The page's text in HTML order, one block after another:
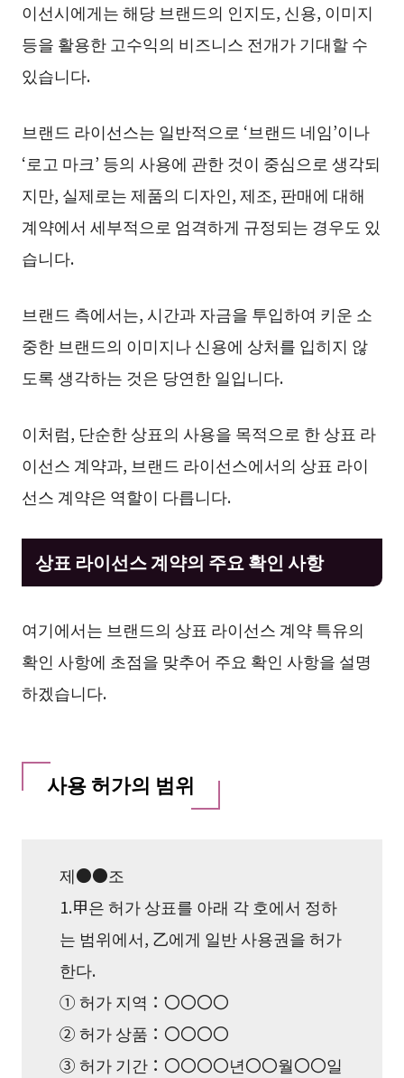
이선시에게는 해당 브랜드의 인지도, 신용, 이미지
등을 활용한 고수익의 비즈니스 전개가 기대할 수
있습니다.
브랜드 라이선스는 일반적으로 ‘브랜드 네임’이나
‘로고 마크’ 등의 사용에 관한 것이 중심으로 생각되
지만, 실제로는 제품의 디자인, 제조, 판매에 대해
계약에서 세부적으로 엄격하게 규정되는 경우도 있
습니다.
브랜드 측에서는, 시간과 자금을 투입하여 키운 소
중한 브랜드의 이미지나 신용에 상처를 입히지 않
도록 생각하는 것은 당연한 일입니다.
이처럼, 단순한 상표의 사용을 목적으로 한 상표 라
이선스 계약과, 브랜드 라이선스에서의 상표 라이
선스 계약은 역할이 다릅니다.
상표 라이선스 계약의 주요 확인 사항
여기에서는 브랜드의 상표 라이선스 계약 특유의
확인 사항에 초점을 맞추어 주요 확인 사항을 설명
하겠습니다.
사용 허가의 범위
제●●조
1.甲은 허가 상표를 아래 각 호에서 정하
는 범위에서, 乙에게 일반 사용권을 허가
한다.
① 허가 지역：〇〇〇〇
② 허가 상품：〇〇〇〇
③ 허가 기간：〇〇〇〇년〇〇월〇〇일